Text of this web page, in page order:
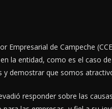
Empresarial de Campeche
la entidad, como es el caso
demostrar que somos
responder sobre las